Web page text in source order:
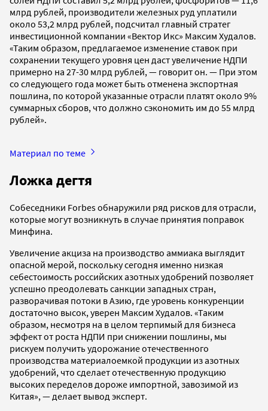
млрд рублей, производители железных руд уплатили
около 53,2 млрд рублей, подсчитал главный стратег
инвестиционной компании «Вектор Икс» Максим Худалов.
«Таким образом, предлагаемое изменение ставок при
сохранении текущего уровня цен даст увеличение НДПИ
примерно на 27-30 млрд рублей, — говорит он. — При этом
со следующего года может быть отменена экспортная
пошлина, по которой указанные отрасли платят около 9%
суммарных сборов, что должно сэкономить им до 55 млрд
рублей».
Материал по теме
Ложка дегтя
Собеседники Forbes обнаружили ряд рисков для отрасли,
которые могут возникнуть в случае принятия поправок
Минфина.
Увеличение акциза на производство аммиака выглядит
опасной мерой, поскольку сегодня именно низкая
себестоимость российских азотных удобрений позволяет
успешно преодолевать санкции западных стран,
разворачивая потоки в Азию, где уровень конкуренции
достаточно высок, уверен Максим Худалов. «Таким
образом, несмотря на в целом терпимый для бизнеса
эффект от роста НДПИ при снижении пошлины, мы
рискуем получить удорожание отечественного
производства материалоемкой продукции из азотных
удобрений, что сделает отечественную продукцию
высоких переделов дороже импортной, завозимой из
Китая», — делает вывод эксперт.